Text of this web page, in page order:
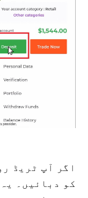
اگر آپ ٹریڈ
کو دبائیں۔